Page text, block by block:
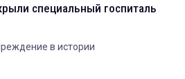
специальный госпиталь
в истории